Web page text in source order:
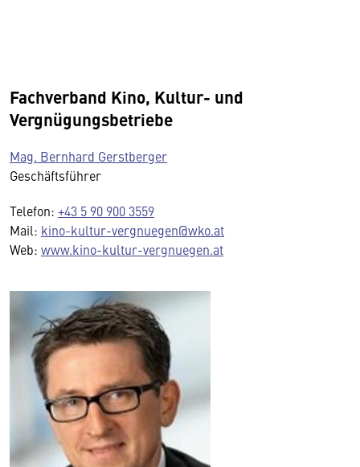
Fachverband Kino, Kultur- und
Vergnügungsbetriebe
Mag. Bernhard Gerstberger
Geschäftsführer
Telefon: +43 5 90 900 3559
Mail: kino-kultur-vergnuegen@wko.at
Web: www.kino-kultur-vergnuegen.at